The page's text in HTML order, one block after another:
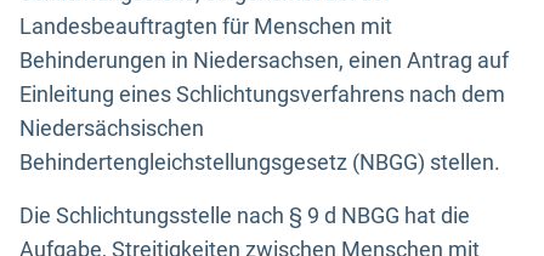
Landesbeauftragten für Menschen mit
Behinderungen in Niedersachsen, einen Antrag auf
Einleitung eines Schlichtungsverfahrens nach dem
Niedersächsischen
Behindertengleichstellungsgesetz (NBGG) stellen.
Die Schlichtungsstelle nach § 9 d NBGG hat die
Aufgabe, Streitigkeiten zwischen Menschen mit